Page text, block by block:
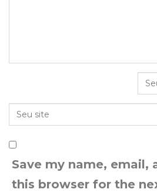
Save my name, email,
this browser for the